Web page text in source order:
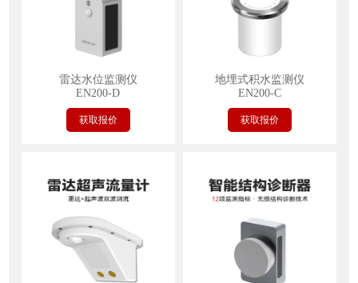
雷达水位监测仪
EN200-D
获取报价
地埋式积水监测仪
EN200-C
获取报价